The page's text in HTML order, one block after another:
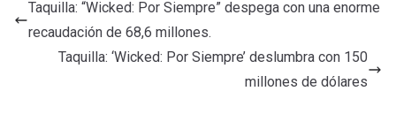
Taquilla: “Wicked: Por Siempre” despega con una enorme
recaudación de 68,6 millones.
Taquilla: ‘Wicked: Por Siempre’ deslumbra con 150
millones de dólares